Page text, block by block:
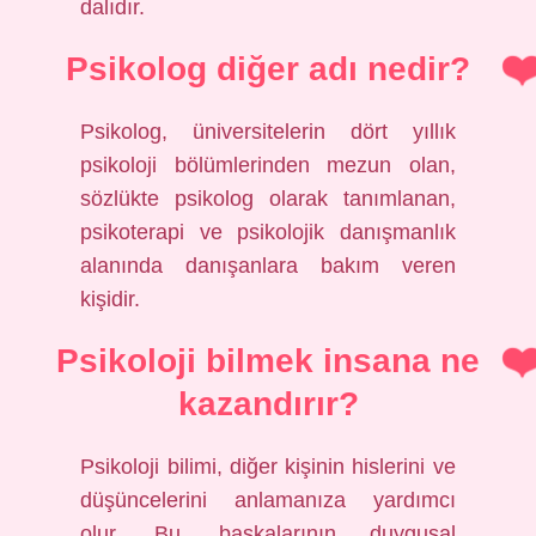
dalıdır.
Psikolog diğer adı nedir?
Psikolog, üniversitelerin dört yıllık
psikoloji bölümlerinden mezun olan,
sözlükte psikolog olarak tanımlanan,
psikoterapi ve psikolojik danışmanlık
alanında danışanlara bakım veren
kişidir.
Psikoloji bilmek insana ne
kazandırır?
Psikoloji bilimi, diğer kişinin hislerini ve
düşüncelerini anlamanıza yardımcı